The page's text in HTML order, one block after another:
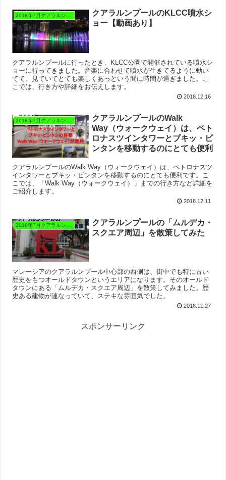
2018年7月クアラルンプール
クアラルンプールのKLCC噴水シ
ョー【動画あり】
クアラルンプールに行ったとき、KLCC公園で開催されている噴水シ
ョーに行ってきました。音楽に合わせて噴水が生きてるように動い
てて、見ていてとても楽しくあっという間に時間が過ぎました。こ
こでは、行き方や詳細をお伝えします。
2018.12.16
クアラルンプールのWalk
Way（ウォークウェイ）は、ペト
ロナスツインタワーとブキッ・ビ
ンタンを移動するのにとても便利
クアラルンプールのWalk Way（ウォークウェイ）は、ペトロナスツ
インタワーとブキッ・ビンタンを移動するのにとても便利です。こ
こでは、「Walk Way（ウォークウェイ）」までの行き方など詳細を
ご紹介します。
2018.12.11
クアラルンプールの「ムルデカ・
スクエア周辺」を散策してみた
マレーシアのクアラルンプール中心部の西側は、街中でも特に古い
歴史をもつオールドタウンというエリアになります。そのオールド
タウンにある「ムルデカ・スクエア周辺」を散策してみました。歴
史ある建物が連なっていて、ステキな雰囲気でした。
2018.11.27
スポンサーリンク